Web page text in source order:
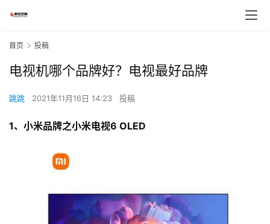
首页 投稿
电视机哪个品牌好？电视最好品牌
跳跳 2021年11月16日 14:23 投稿
1、小米品牌之小米电视6 OLED